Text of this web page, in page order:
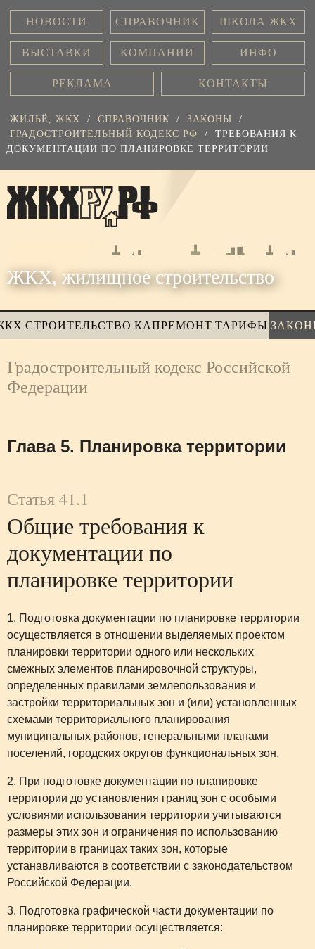
НОВОСТИ СПРАВОЧНИК ШКОЛА ЖКХ
ВЫСТАВКИ КОМПАНИИ ИНФО
РЕКЛАМА КОНТАКТЫ
ЖИЛЬЁ, ЖКХ / СПРАВОЧНИК / ЗАКОНЫ
/
ГРАДОСТРОИТЕЛЬНЫЙ КОДЕКС РФ
/
ТРЕБОВАНИЯ К
ДОКУМЕНТАЦИИ ПО ПЛАНИРОВКЕ ТЕРРИТОРИИ
ЖКХ, жилищное строительство
СТРОИТЕЛЬСТВО КАПРЕМОНТ ТАРИФЫ
Градостроительный кодекс Российской
Федерации
Глава 5. Планировка территории
Статья 41.1
Общие требования к
документации по
планировке территории
1. Подготовка документации по планировке территории
осуществляется в отношении выделяемых проектом
планировки территории одного или нескольких
смежных элементов планировочной структуры,
определенных правилами землепользования и
застройки территориальных зон и (или) установленных
схемами территориального планирования
муниципальных районов, генеральными планами
поселений, городских округов функциональных зон.
2. При подготовке документации по планировке
территории до установления границ зон с особыми
условиями использования территории учитываются
размеры этих зон и ограничения по использованию
территории в границах таких зон, которые
устанавливаются в соответствии с законодательством
Российской Федерации.
3. Подготовка графической части документации по
планировке территории осуществляется: